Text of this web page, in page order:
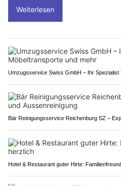
Weiterlesen
Umzugsservice Swiss GmbH – Ihr
Bär Reinigungsservice Reichenburg SZ –
Hotel & Restaurant guter Hirte: